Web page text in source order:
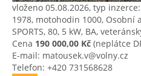
vloženo 05.08.2026, typ
1978, motohodin 1000, Osobní
SPORTS, 80, 5 kW, BA,
Cena 190 000,00 Kč (neplátce
E-mail: matousek.v@volny.cz
Telefon: +420 731568628